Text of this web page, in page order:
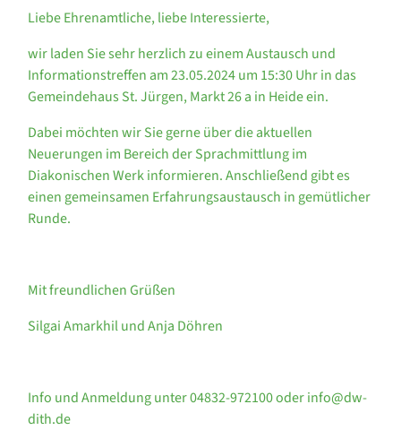
Liebe Ehrenamtliche, liebe Interessierte,
wir laden Sie sehr herzlich zu einem Austausch und
Informationstreffen am 23.05.2024 um 15:30 Uhr in das
Gemeindehaus St. Jürgen, Markt 26 a in Heide ein.
Dabei möchten wir Sie gerne über die aktuellen
Neuerungen im Bereich der Sprachmittlung im
Diakonischen Werk informieren. Anschließend gibt es
einen gemeinsamen Erfahrungsaustausch in gemütlicher
Runde.
Mit freundlichen Grüßen
Silgai Amarkhil und Anja Döhren
Info und Anmeldung unter 04832-972100 oder info@dw-
dith.de